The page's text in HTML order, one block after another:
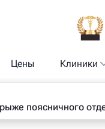
Цены Клиники